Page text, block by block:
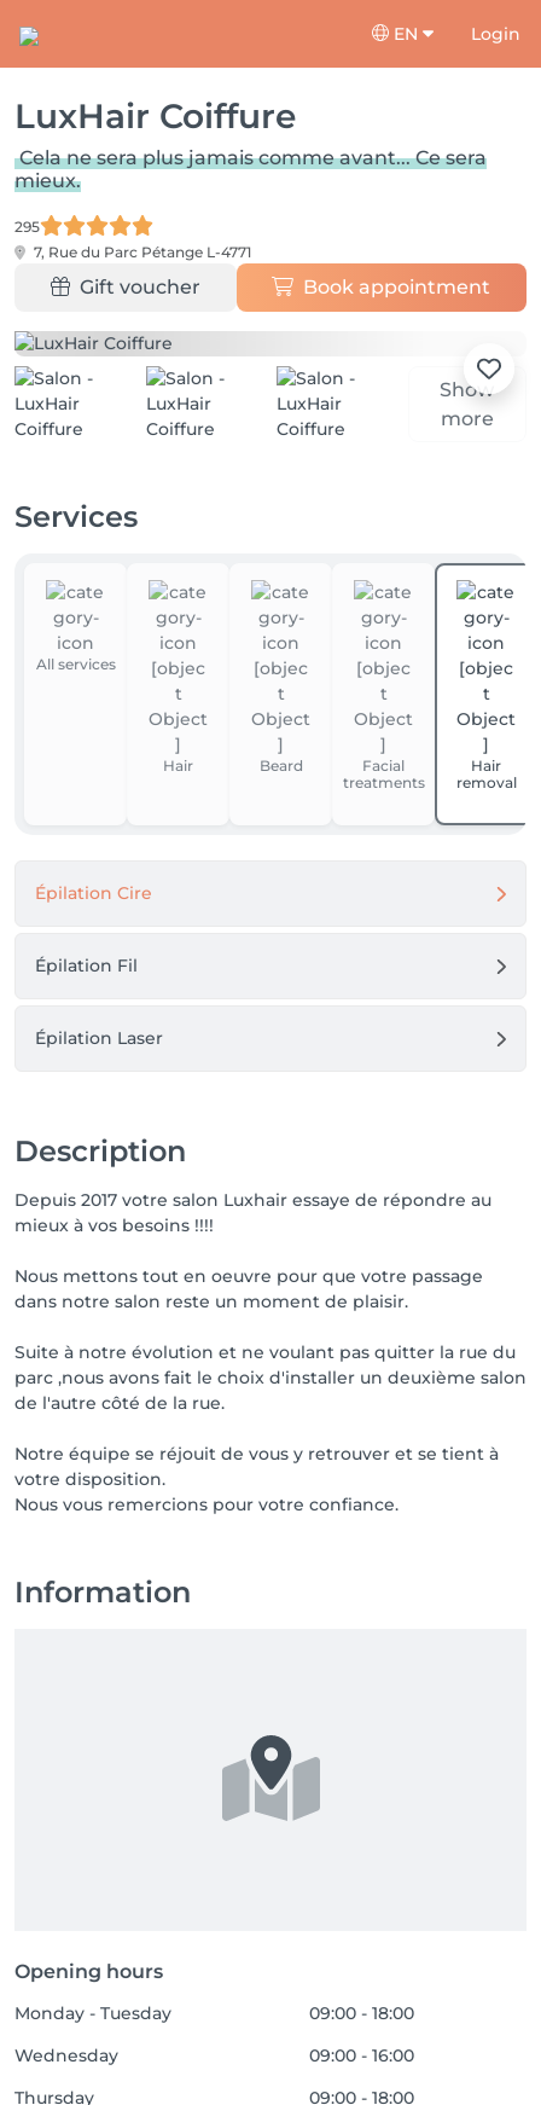
EN Login
LuxHair Coiffure
Cela ne sera plus jamais comme avant... Ce sera
mieux.
295
7, Rue du Parc Pétange L-4771
Gift voucher Book appointment
Show
more
Services
All services
Hair Beard
Facial
treatments
Hair
removal
Épilation Cire
Épilation Fil
Épilation Laser
Description
Depuis 2017 votre salon Luxhair essaye de répondre au
mieux à vos besoins !!!!
Nous mettons tout en oeuvre pour que votre passage
dans notre salon reste un moment de plaisir.
Suite à notre évolution et ne voulant pas quitter la rue du
parc ,nous avons fait le choix d'installer un deuxième salon
de l'autre côté de la rue.
Notre équipe se réjouit de vous y retrouver et se tient à
votre disposition.
Nous vous remercions pour votre confiance.
Information
Opening hours
Monday - Tuesday
09:00 - 18:00
Wednesday
09:00 - 16:00
Thursday
09:00 - 18:00